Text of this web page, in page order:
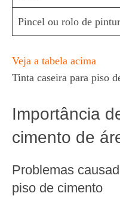
Pincel ou rolo de
Veja a tabela acima
Tinta caseira para piso
Importância
cimento de
Problemas
piso de cimento